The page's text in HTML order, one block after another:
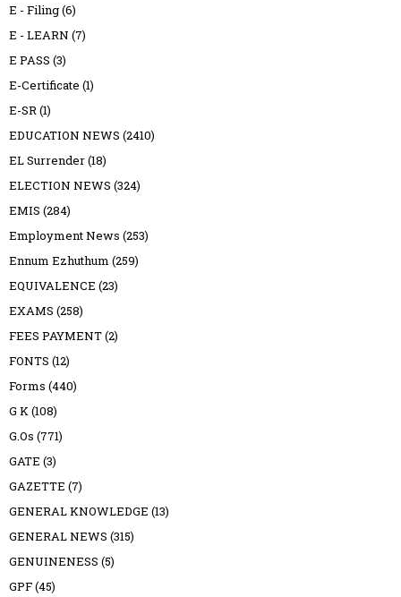
E - Filing(6)
E - LEARN (7)
E PASS (3)
E-Certificate (1)
E-SR (1)
EDUCATION NEWS (2410)
EL Surrender(18)
ELECTION NEWS (324)
EMIS (284)
Employment News (253)
Ennum Ezhuthum (259)
EQUIVALENCE (23)
EXAMS (258)
FEES PAYMENT(2)
FONTS (12)
Forms (440)
G K (108)
G.Os (771)
GATE (3)
GAZETTE (7)
GENERAL KNOWLEDGE (13)
GENERAL NEWS (315)
GENUINENESS (5)
GPF(45)